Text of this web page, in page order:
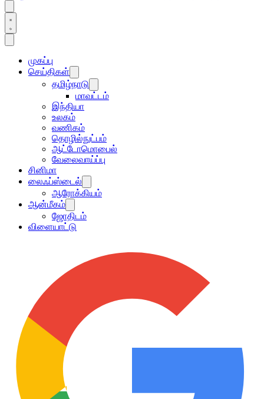
முகப்பு
செய்திகள்
தமிழ்நாடு
மாவட்டம்
இந்தியா
உலகம்
வணிகம்
தொழில்நுட்பம்
ஆட்டோமொபைல்
வேலைவாய்ப்பு
சினிமா
லைஃப்ஸ்டைல்
ஆரோக்கியம்
ஆன்மீகம்
ஜோதிடம்
விளையாட்டு